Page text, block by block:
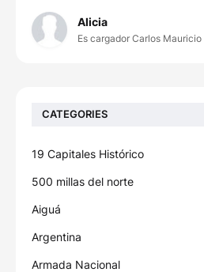
Alicia
Es cargador Carlos
CATEGORIES
19 Capitales Histórico
500 millas del norte
Aiguá
Argentina
Armada Nacional